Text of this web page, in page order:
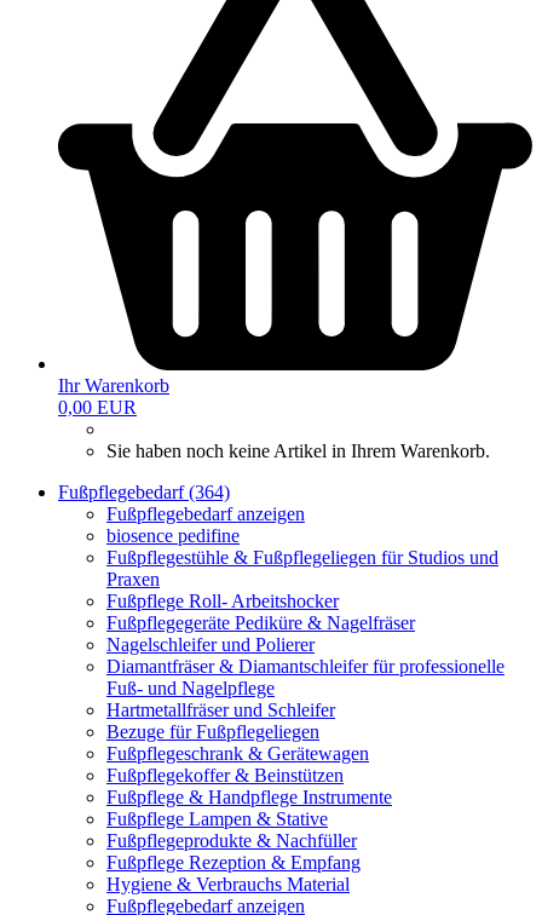
Ihr Warenkorb
0,00 EUR
Sie haben noch keine Artikel in Ihrem Warenkorb.
Fußpflegebedarf (364)
Fußpflegebedarf anzeigen
biosence pedifine
Fußpflegestühle & Fußpflegeliegen für Studios und
Praxen
Fußpflege Roll- Arbeitshocker
Fußpflegegeräte Pediküre & Nagelfräser
Nagelschleifer und Polierer
Diamantfräser & Diamantschleifer für professionelle
Fuß- und Nagelpflege
Hartmetallfräser und Schleifer
Bezuge für Fußpflegeliegen
Fußpflegeschrank & Gerätewagen
Fußpflegekoffer & Beinstützen
Fußpflege & Handpflege Instrumente
Fußpflege Lampen & Stative
Fußpflegeprodukte & Nachfüller
Fußpflege Rezeption & Empfang
Hygiene & Verbrauchs Material
Fußpflegebedarf anzeigen